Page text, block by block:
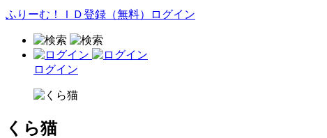
ふりーむ！ＩＤ登録（無料） ログイン
ログイン
くら猫